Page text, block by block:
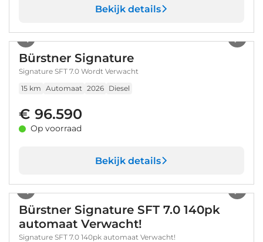
Bekijk details
Bürstner Signature
Signature SFT 7.0 Wordt Verwacht
15 km Automaat 2026 Diesel
€ 96.590
Op voorraad
Bekijk details
Bürstner Signature SFT 7.0 140pk
automaat Verwacht!
Signature SFT 7.0 140pk automaat Verwacht!